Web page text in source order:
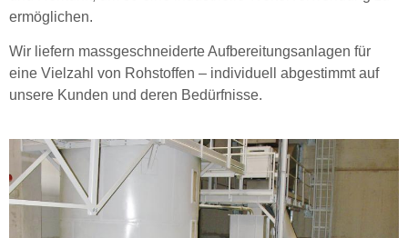
ermöglichen.
Wir liefern massgeschneiderte Aufbereitungsanlagen für
eine Vielzahl von Rohstoffen – individuell abgestimmt auf
unsere Kunden und deren Bedürfnisse.